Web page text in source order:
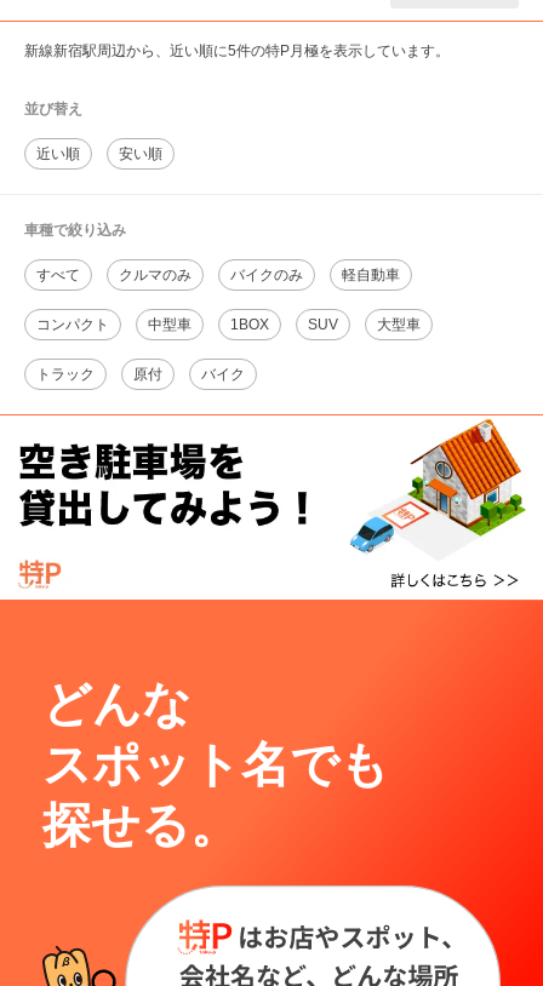
新線新宿駅周辺から、近い順に5件の特P月極を表示しています。
並び替え
近い順 安い順
車種で絞り込み
すべて クルマのみ バイクのみ 軽自動車
コンパクト 中型車 1BOX SUV 大型車
トラック 原付 バイク
どんな
スポット名でも
探せる。